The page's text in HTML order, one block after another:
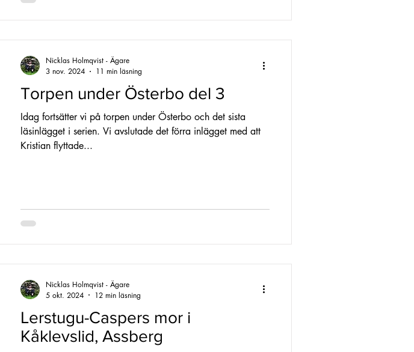
Torpen under Österbo del 3
Idag fortsätter vi på torpen under Österbo och det sista
läsinlägget i serien. Vi avslutade det förra inlägget med att
Kristian flyttade...
Nicklas Holmqvist - Ägare
3 nov. 2024
11 min läsning
Lerstugu-Caspers mor i
Kåklevslid, Assberg
Nicklas Holmqvist - Ägare
5 okt. 2024
12 min läsning